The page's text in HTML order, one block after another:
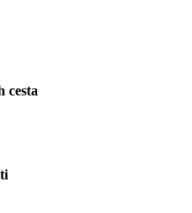
cesta